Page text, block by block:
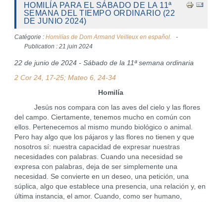
HOMILÍA PARA EL SÁBADO DE LA 11ª
SEMANA DEL TIEMPO ORDINARIO (22
DE JUNIO 2024)
Catégorie : Homilías de Dom Armand Veilleux en español.
Publication : 21 juin 2024
22 de junio de 2024 - Sábado de la 11ª semana ordinaria
2 Cor 24, 17-25; Mateo 6, 24-34
Homilía
Jesús nos compara con las aves del cielo y las flores
del campo. Ciertamente, tenemos mucho en común con
ellos. Pertenecemos al mismo mundo biológico o animal.
Pero hay algo que los pájaros y las flores no tienen y que
nosotros sí: nuestra capacidad de expresar nuestras
necesidades con palabras. Cuando una necesidad se
expresa con palabras, deja de ser simplemente una
necesidad. Se convierte en un deseo, una petición, una
súplica, algo que establece una presencia, una relación y, en
última instancia, el amor. Cuando, como ser humano,